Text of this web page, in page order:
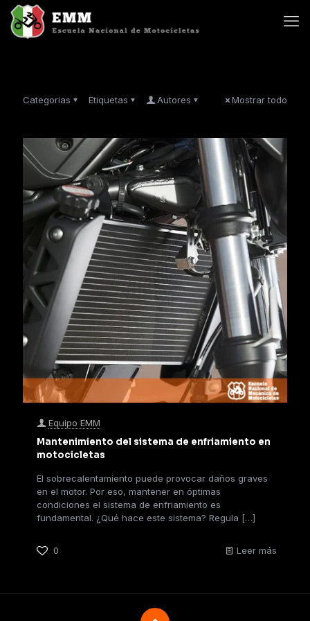
Categorias Etiquetas Autores Mostrar todo
Equipo EMM
Mantenimiento del sistema de enfriamiento en
motocicletas
El sobrecalentamiento puede provocar daños graves
en el motor. Por eso, mantener en óptimas
condiciones el sistema de enfriamiento es
fundamental. ¿Qué hace este sistema? Regula […]
0 Leer más